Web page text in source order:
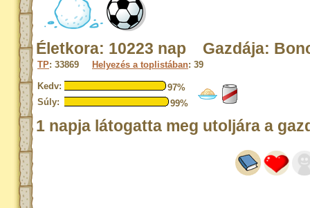
Életkora: 10223 nap Gazdája:
TP: 33869 Helyezés a toplistában: 39
Kedv:
97%
Súly:
99%
1 napja látogatta meg utoljára a